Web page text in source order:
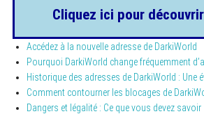
Cliquez ici pour
Accédez à la nouvelle adresse de DarkiWorld
Pourquoi DarkiWorld change fréquemment
Historique des adresses de DarkiWorld : Une
Comment contourner les blocages de
Dangers et légalité : Ce que vous devez savoir